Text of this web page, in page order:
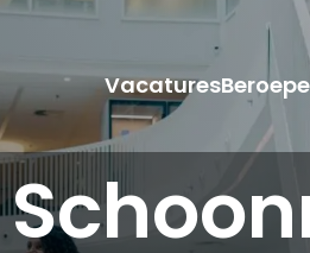
Vacatures